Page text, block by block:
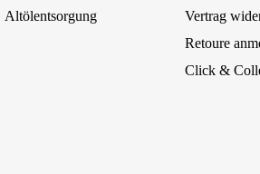
Altölentsorgung
Vertrag
Retoure
Click &